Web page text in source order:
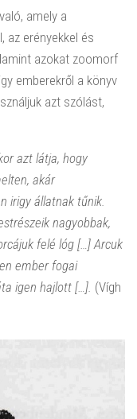
amely a
az erényekkel és
azokat zoomorf
emberekről a könyv
azt szólást,
azt látja, hogy
akár
irigy állatnak tűnik.
nagyobbak,
felé lóg […] Arcuk
ember fogai
igen hajlott […]. (Vígh